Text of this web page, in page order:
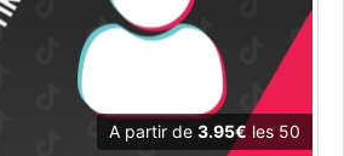
A partir de 3.95€ les 50